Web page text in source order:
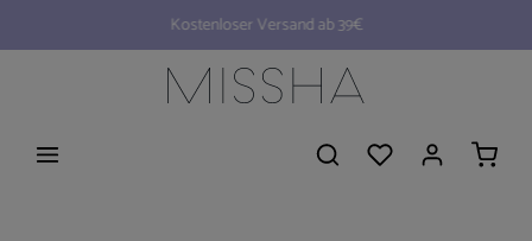
Kostenloser Versand ab 39€